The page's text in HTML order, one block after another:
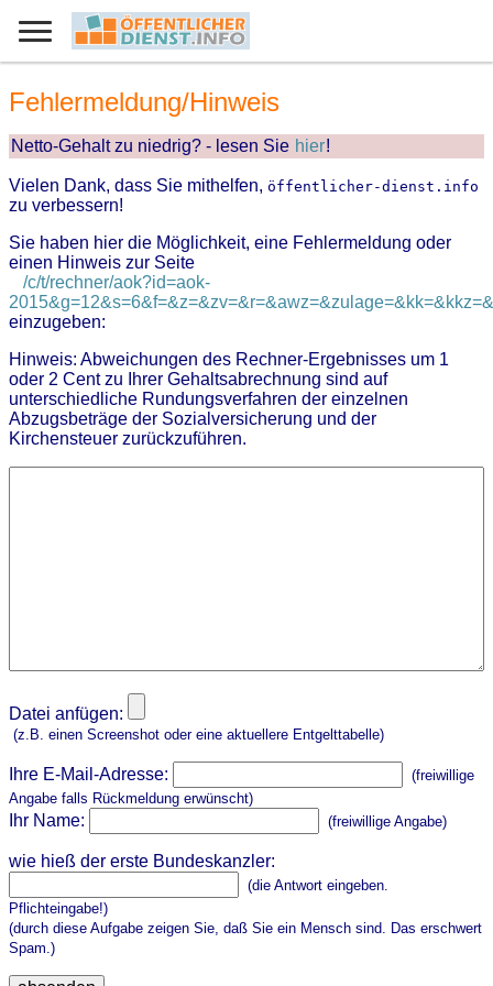
Fehlermeldung/Hinweis
Netto-Gehalt zu niedrig? - lesen Sie hier!
Vielen Dank, dass Sie mithelfen, öffentlicher-dienst.info
zu verbessern!
Sie haben hier die Möglichkeit, eine Fehlermeldung oder
einen Hinweis zur Seite
/c/t/rechner/aok?id=aok-
einzugeben:
Hinweis: Abweichungen des Rechner-Ergebnisses um 1
oder 2 Cent zu Ihrer Gehaltsabrechnung sind auf
unterschiedliche Rundungsverfahren der einzelnen
Abzugsbeträge der Sozialversicherung und der
Kirchensteuer zurückzuführen.
Datei anfügen:
(z.B. einen Screenshot oder eine aktuellere Entgelttabelle)
Ihre E-Mail-Adresse:
(freiwillige
Angabe falls Rückmeldung erwünscht)
Ihr Name: (freiwillige Angabe)
wie hieß der erste Bundeskanzler:
(die Antwort eingeben.
Pflichteingabe!)
(durch diese Aufgabe zeigen Sie, daß Sie ein Mensch sind. Das erschwert
Spam.)